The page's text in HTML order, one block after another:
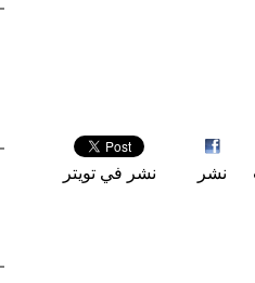
نشر نشر في تويتر